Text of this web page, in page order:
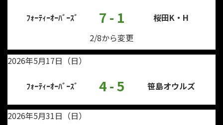
ﾌｫｰﾃｨｰｵｰﾊﾞｰｽﾞ 7 - 1
桜田K・H
2/8から変更
2026年5月17日（日）
ﾌｫｰﾃｨｰｵｰﾊﾞｰｽﾞ 4 - 5 笹島オウルズ
2026年5月31日（日）